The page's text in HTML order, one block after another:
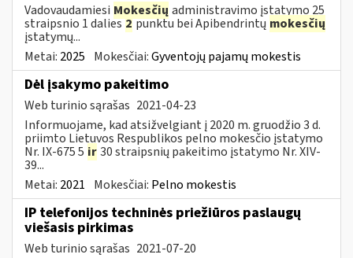
Vadovaudamiesi Mokesčių administravimo įstatymo 25
straipsnio 1 dalies2punktu bei Apibendrintų mokesčių
įstatymų...
Metai: 2025 Mokesčiai:Gyventojų pajamų mokestis
Dėl įsakymo pakeitimo
Web turinio sąrašas 2021-04-23
Informuojame, kad atsižvelgiant į 2020 m. gruodžio 3 d.
priimto Lietuvos Respublikos pelno mokesčio įstatymo
Nr. IX-675 5 ir30 straipsnių pakeitimo įstatymo Nr. XIV-
39...
Metai: 2021 Mokesčiai: Pelno mokestis
IP telefonijos techninės priežiūros paslaugų
viešasis pirkimas
Web turinio sąrašas 2021-07-20